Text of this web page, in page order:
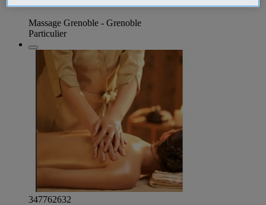
Massage Grenoble - Grenoble
Particulier
347762632